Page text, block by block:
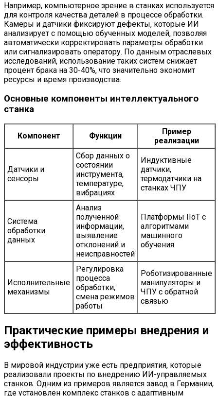
Например, компьютерное зрение в станках используется
для контроля качества деталей в процессе обработки.
Камеры и датчики фиксируют дефекты, которые ИИ
анализирует с помощью обученных моделей, позволяя
автоматически корректировать параметры обработки
или сигнализировать оператору. По данным отраслевых
исследований, использование таких систем снижает
процент брака на 30-40%, что значительно экономит
ресурсы и время производства.
Основные компоненты интеллектуального
станка
Компонент Функции
Пример
реализации
Датчики и
сенсоры
Сбор данных о
состоянии
инструмента,
температуре,
вибрациях
Индуктивные
датчики,
термодатчики на
станках ЧПУ
Система
обработки
данных
Анализ
полученной
информации,
выявление
отклонений и
неисправностей
Платформы IIoT с
алгоритмами
машинного
обучения
Исполнительные
механизмы
Регулировка
процесса
обработки,
смена режимов
работы
Роботизированные
манипуляторы и
ЧПУ с обратной
связью
Практические примеры внедрения и
эффективность
В мировой индустрии уже есть предприятия, которые
реализовали проекты по внедрению ИИ-управляемых
станков. Одним из примеров является завод в Германии,
где установлен комплекс станков с адаптивным